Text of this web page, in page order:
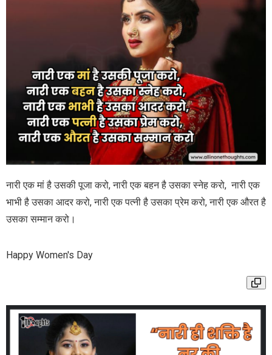
नारी एक मां है उसकी पूजा करो, नारी एक बहन है उसका स्नेह करो, नारी एक
भाभी है उसका आदर करो, नारी एक पत्नी है उसका प्रेम करो, नारी एक औरत है
उसका सम्मान करो।
Happy Women's Day